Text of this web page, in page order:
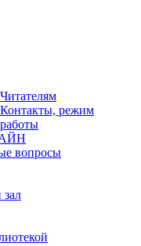
Читателям
Контакты, режим
работы
вопросы